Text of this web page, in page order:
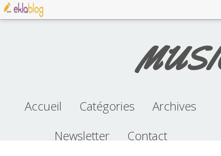
Accueil
Catégories
clip (100)
musique (96)
album (70)
concert (38)
pop (32)
Archives
Newsletter Contact